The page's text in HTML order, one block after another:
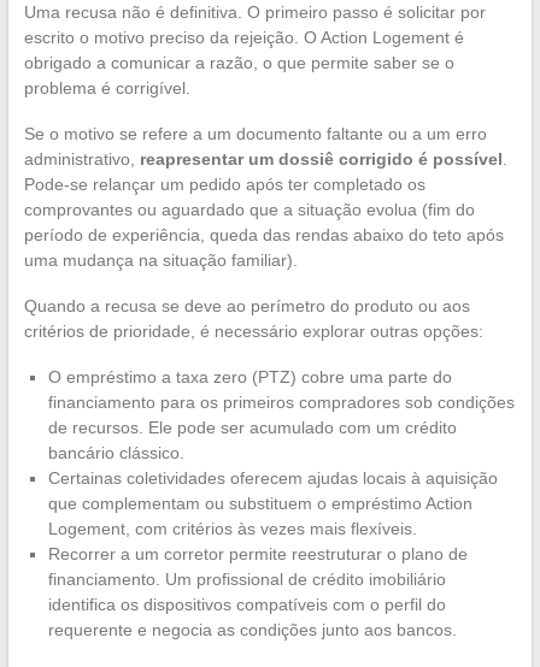
Uma recusa não é definitiva. O primeiro passo é solicitar por
escrito o motivo preciso da rejeição. O Action Logement é
obrigado a comunicar a razão, o que permite saber se o
problema é corrigível.
Se o motivo se refere a um documento faltante ou a um erro
administrativo, reapresentar um dossiê corrigido é possível.
Pode-se relançar um pedido após ter completado os
comprovantes ou aguardado que a situação evolua (fim do
período de experiência, queda das rendas abaixo do teto após
uma mudança na situação familiar).
Quando a recusa se deve ao perímetro do produto ou aos
critérios de prioridade, é necessário explorar outras opções:
O empréstimo a taxa zero (PTZ) cobre uma parte do
financiamento para os primeiros compradores sob condições
de recursos. Ele pode ser acumulado com um crédito
bancário clássico.
Certainas coletividades oferecem ajudas locais à aquisição
que complementam ou substituem o empréstimo Action
Logement, com critérios às vezes mais flexíveis.
Recorrer a um corretor permite reestruturar o plano de
financiamento. Um profissional de crédito imobiliário
identifica os dispositivos compatíveis com o perfil do
requerente e negocia as condições junto aos bancos.